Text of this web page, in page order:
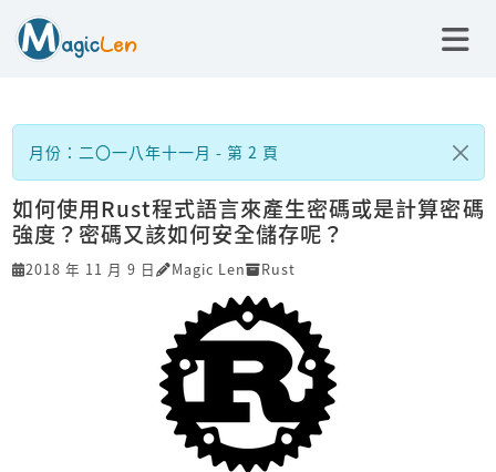
月份：二〇一八年十一月 - 第 2 頁
如何使用Rust程式語言來產生密碼或是計算密碼
強度？密碼又該如何安全儲存呢？
2018 年 11 月 9 日 Magic Len Rust